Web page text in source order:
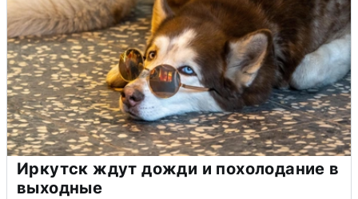
Иркутск ждут дожди и похолодание в
выходные